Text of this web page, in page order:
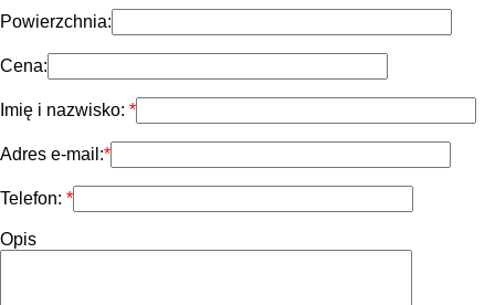
Powierzchnia:
Cena:
Imię i nazwisko:
Adres e-mail:
Telefon:
Opis